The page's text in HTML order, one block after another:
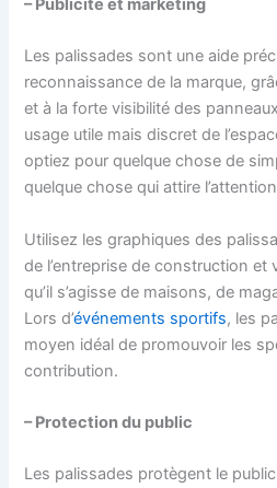
– Publicité et marketing
Les palissades sont une aide
reconnaissance de la marque,
et à la forte visibilité des
usage utile mais discret de
optiez pour quelque chose de
quelque chose qui attire
Utilisez les graphiques des
de l’entreprise de construction et
qu’il s’agisse de maisons, de
Lors d’événements sportifs, les
moyen idéal de promouvoir les
contribution.
– Protection du public
Les palissades protègent le